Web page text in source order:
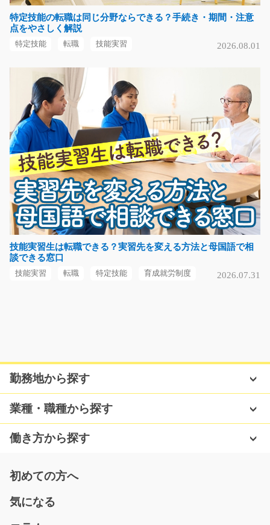
プラスチック製品のかんたんな組付け作業/g01_00
169
急募
かるい製品しかありません！！プラスチック製品のカン
長期（3ヶ月以上）
時給1300円～時給1625円
岐阜県揖斐郡大野町
気になる
バイク部品製造機械オペレータ―/t03_01109
バイクに使用される部品の製造現場で、 機械オペレータ
ー・加工作業 をお…
長期（3ヶ月以上）
時給1150円
熊本県上益城郡甲佐町
る方、大歓迎♪もちろん…
時給1050円～
福岡県糟屋郡粕屋町
くるまのフレーム部品の部品供給/g01_01172
特定技能の転職は同じ分野ならできる？手続き・期間・注意
点をやさしく解説
特定技能 転職 技能実習 2026.08.01
技能実習生は転職できる？実習先を変える方法と母国語で相
談できる窓口
技能実習 転職 特定技能 育成就労制度 2026.07.31
勤務地から探す
業種・職種から探す
働き方から探す
初めての方へ
気になる